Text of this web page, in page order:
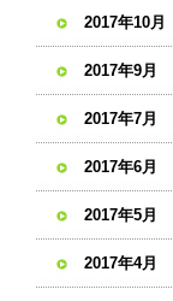
2017年10月
2017年9月
2017年7月
2017年6月
2017年5月
2017年4月